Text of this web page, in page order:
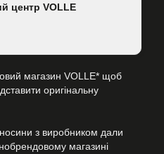
центр VOLLE
магазин VOLLE* щоб
оригінальну
з виробником дали
магазині